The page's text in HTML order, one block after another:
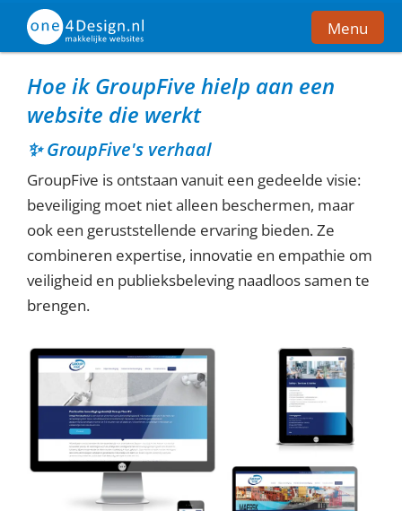
Home
Voorbeelden
Over mij
Contact
Bel nu
Menu
Hoe ik GroupFive hielp aan een
website die werkt
✨ GroupFive's verhaal
GroupFive is ontstaan vanuit een gedeelde visie:
beveiliging moet niet alleen beschermen, maar
ook een geruststellende ervaring bieden. Ze
combineren expertise, innovatie en empathie om
veiligheid en publieksbeleving naadloos samen te
brengen.